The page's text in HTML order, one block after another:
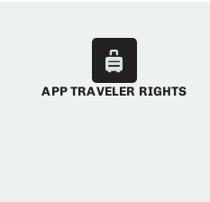
APP TRAVELER RIGHTS